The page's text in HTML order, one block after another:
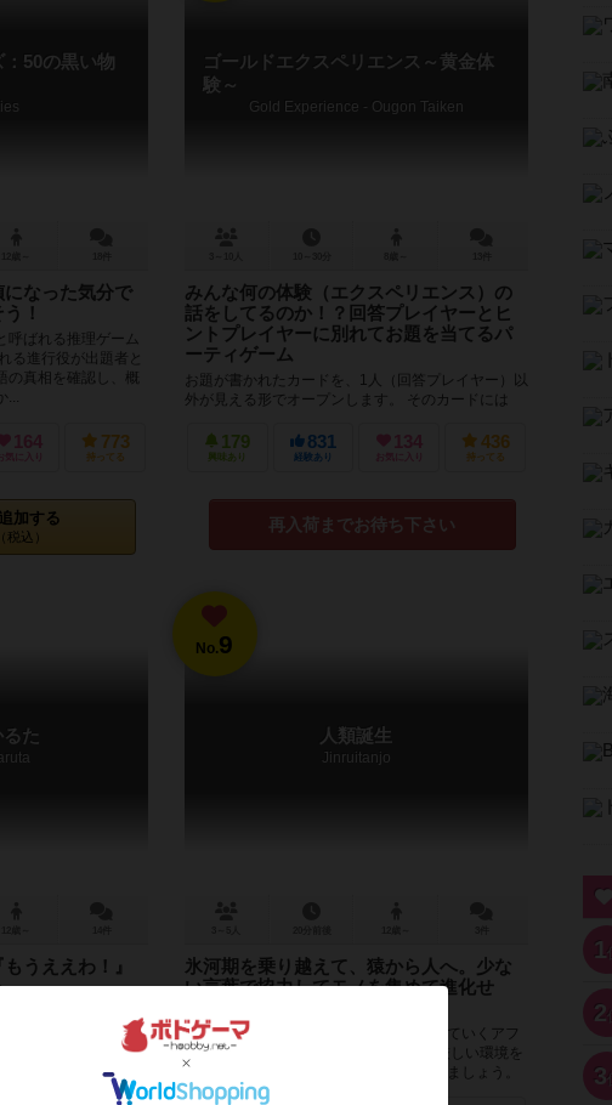
50の黒い物
なった気分で
！
呼ばれる推理ゲーム
る進行役が出題者と
の真相を確認し、概
...
164
お気に入り
773
持ってる
加する
税込）
ゴールドエクスペリエンス～黄金体
験～
Gold Experience - Ougon Taiken
みんな何の体験（エクスペリエンス）の
話をしてるのか！？回答プレイヤーとヒ
ントプレイヤーに別れてお題を当てるパ
ーティゲーム
お題が書かれたカードを、1人（回答プレイヤー）以
外が見える形でオープンします。 そのカードには
た」「友達をつくる」など、色々な...
179
興味あり
831
経験あり
134
お気に入り
436
持ってる
再入荷までお待ち下さい
た
うええわ！』
れたテーマトーク
れたツッコミワー
ーム戦で戦うゲーム
以外...
No.9
人類誕生
Jinruitanjo
氷河期を乗り越えて、猿から人へ。少な
い言葉で協力してモノを集めて進化せ
ここは４００万年前の寒く乾燥し荒廃していくアフ
リカです。 みなさんは猿人です。この厳しい環境を
生き抜き、ホモ・サピエンスへと進化しましょう。
人類誕生は限られた単語だ...
1
2
3